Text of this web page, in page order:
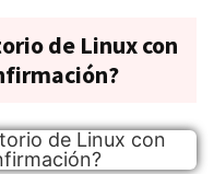
de Linux con